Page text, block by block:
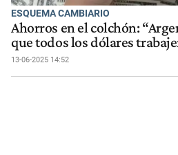
ESQUEMA CAMBIARIO
Ahorros en el colchón:
que todos los dólares
13-06-2025 14:52